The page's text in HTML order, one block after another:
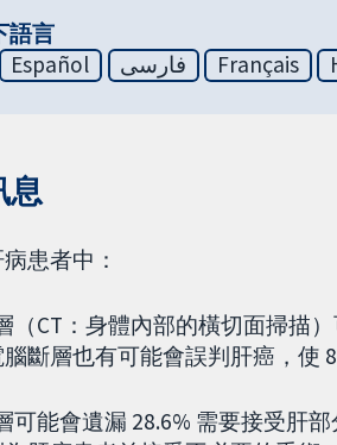
語言
Español فارسی Français
息
患者中：
（CT：身體內部的橫切面掃描
斷層也有可能會誤判肝癌，使
可能會遺漏 28.6% 需要接受肝